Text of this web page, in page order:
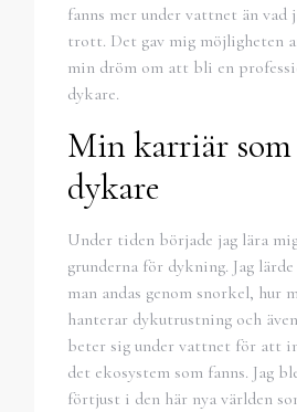
fanns mer under vattnet än vad
trott. Det gav mig möjligheten
min dröm om att bli en
dykare.
Min karriär som
dykare
Under tiden började jag lära
grunderna för dykning. Jag
man andas genom snorkel, hur
hanterar dykutrustning och
beter sig under vattnet för att
det ekosystem som fanns. Jag
förtjust i den här nya världen